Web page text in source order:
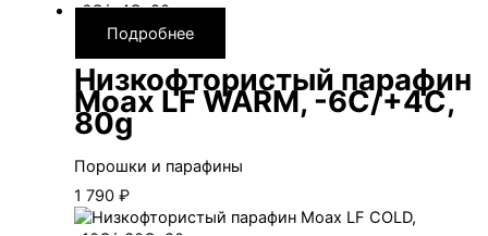
Подробнее
Низкофтористый парафин
Moax LF WARM, -6С/+4С,
80g
Порошки и парафины
1 790 ₽